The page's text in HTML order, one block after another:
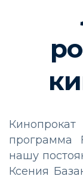
Кинопрокат
программа
нашу
Ксения